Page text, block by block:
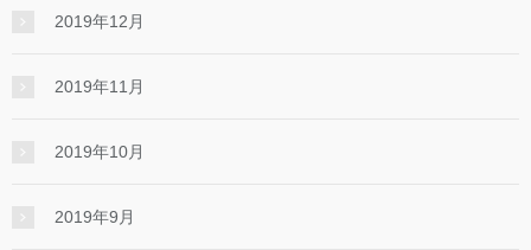
2019年12月
2019年11月
2019年10月
2019年9月